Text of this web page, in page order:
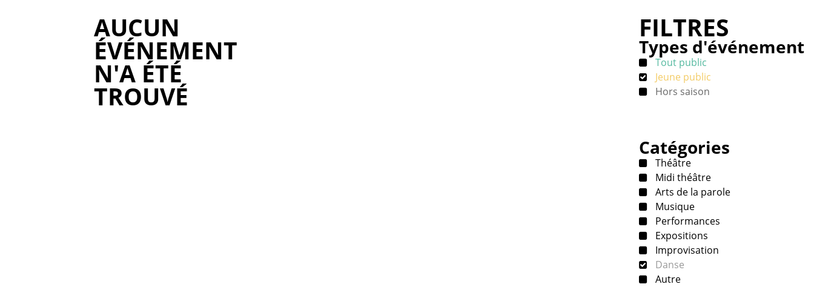
AUCUN
ÉVÉNEMENT
N'A ÉTÉ
TROUVÉ
FILTRES
Types d'événement
Tout public
Jeune public
Hors saison
Catégories
Théâtre
Midi théâtre
Arts de la parole
Musique
Performances
Expositions
Improvisation
Danse
Autre